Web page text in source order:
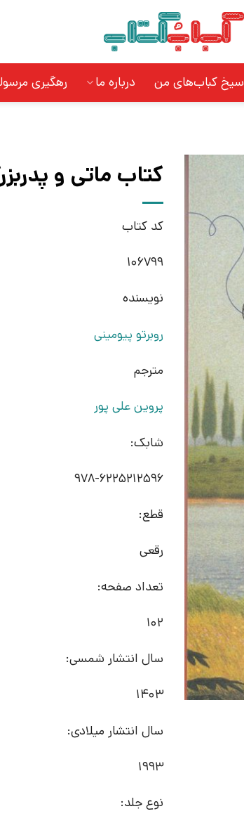
سیخ کباب‌های من درباره ما رهگیری
کتاب ماتی و
کد کتاب
106799
نویسنده
روبرتو پیومینی
مترجم
پروین علی پور
شابک:
978-6225212596
قطع:
رقعی
تعداد صفحه:
102
سال انتشار شمسی:
1403
سال انتشار میلادی:
1993
نوع جلد: